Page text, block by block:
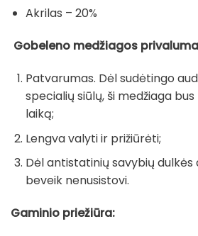
Akrilas – 20%
Gobeleno medžiagos
Patvarumas. Dėl sudėtingo
specialių siūlų, ši medžiaga
laiką;
Lengva valyti ir prižiūrėti;
Dėl antistatinių savybių dulkės
beveik nenusistovi.
Gaminio priežiūra: